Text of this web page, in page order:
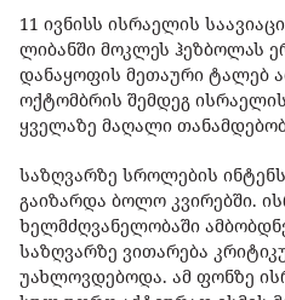
11 ივნისს ისრაელის
ლიბანში მოკლეს ჰეზბოლას
დანაყოფის მეთაური ტალებ
ოქტომბრის შემდეგ
ყველაზე მაღალი
საზღვარზე სროლების
გაიზარდა ბოლო კვირებში.
ხელმძღვანელობაში
საზღვარზე ვითარება
უახლოვდებოდა. ამ ფონზე